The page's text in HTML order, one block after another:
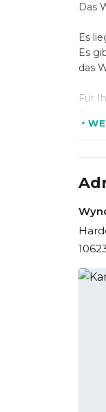
Das
Es
Es
das
Für
Das